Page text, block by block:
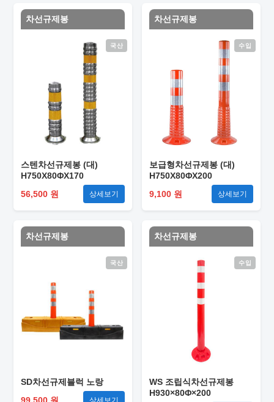
차선규제봉
국산
스텐차선규제봉 (대)
H750X80ΦX170
56,500 원
상세보기
차선규제봉
수입
보급형차선규제봉 (대)
H750X80ΦX200
9,100 원
상세보기
차선규제봉
국산
SD차선규제블럭 노랑
99,500 원
상세보기
차선규제봉
수입
WS 조립식차선규제봉
H930×80Φ×200